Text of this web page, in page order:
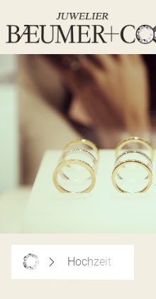
Hochzeit